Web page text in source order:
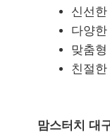
신선
다양
맞춤
친절
맘스터치 대